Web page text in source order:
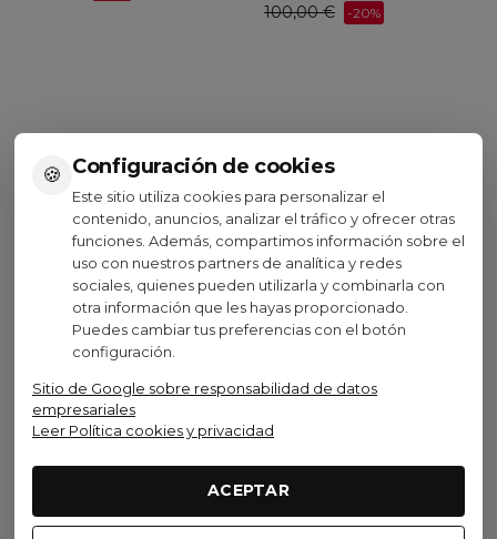
🍪 Configuración de cookies
Este sitio utiliza cookies para personalizar el
contenido, anuncios, analizar el tráfico y ofrecer otras
funciones. Además, compartimos información sobre el
uso con nuestros partners de analítica y redes
sociales, quienes pueden utilizarla y combinarla con
otra información que les hayas proporcionado.
Puedes cambiar tus preferencias con el botón
configuración.
Sitio de Google sobre responsabilidad de datos
empresariales
Leer Política cookies y privacidad
ACEPTAR
Ver opciones
100,00 € -20%
Visto recientemente
No disponible
Braga GSport Winter Slate
20,00 € (IVA inc.)